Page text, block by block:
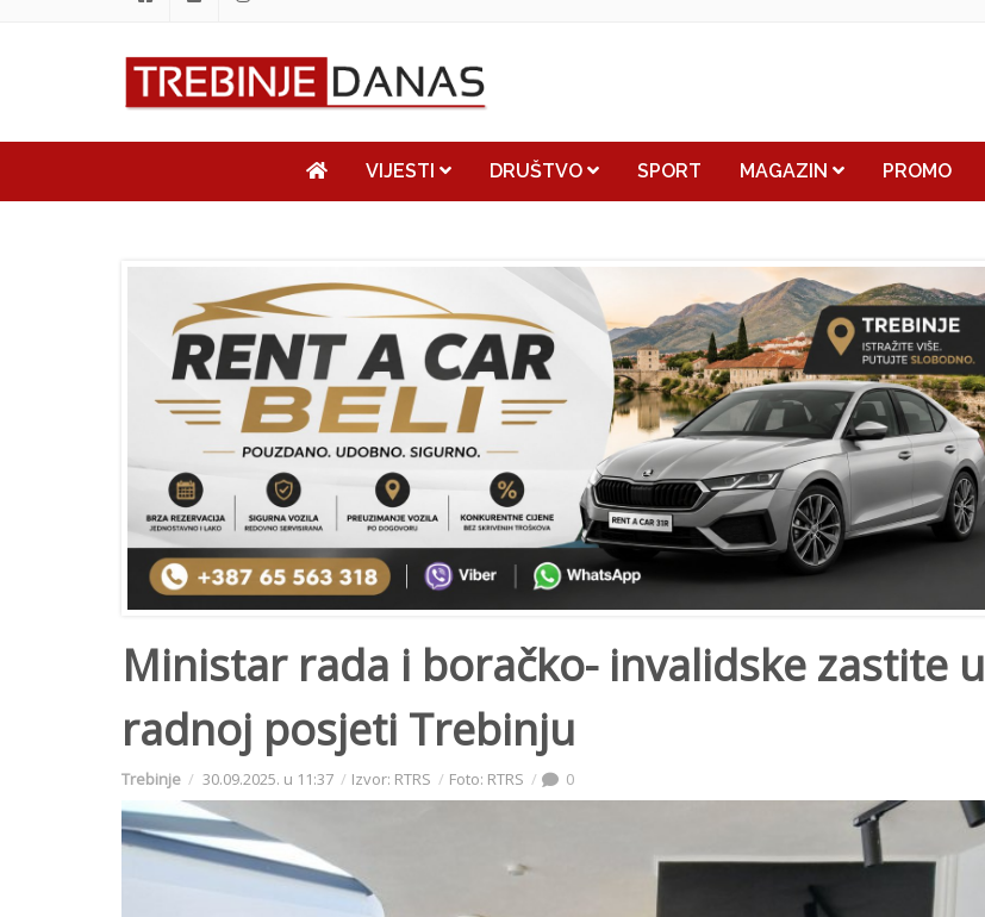
VIJESTI DRUŠTVO SPORT MAGAZIN PROMO
Ministar rada i boračko- invalidske zastite u
radnoj posjeti Trebinju
Trebinje 30.09.2025. u 11:37 Izvor: RTRS Foto: RTRS 0